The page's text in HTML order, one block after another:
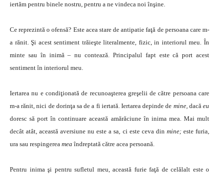
iertăm pentru binele nostru, pentru a ne vindeca noi înşine.
Ce reprezintă o ofensă? Este acea stare de antipatie faţă de persoana care m-
a rănit. Şi acest sentiment trăieşte literalmente, fizic, in interiorul meu. În
minte sau în inimă – nu contează. Principalul fapt este că port acest
sentiment în interiorul meu.
Iertarea nu e condiţionată de recunoaşterea greşelii de către persoana care
m-a rănit, nici de dorinţa sa de a fi iertată. Iertarea depinde de mine,dacăeu
doresc să port în continuare această amărăciune în inima mea. Mai mult
decât atât, această aversiune nu este a sa, ci este ceva din mine;este furia,
ura sau respingerea mea îndreptată către acea persoană.
Pentru inima şi pentru sufletul meu, această furie faţă de celălalt este o